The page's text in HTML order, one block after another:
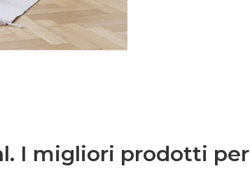
a spunti su
I migliori prodotti per